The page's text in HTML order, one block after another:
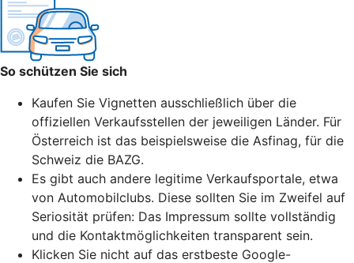
So schützen Sie sich
Kaufen Sie Vignetten ausschließlich über die
offiziellen Verkaufsstellen der jeweiligen Länder. Für
Österreich ist das beispielsweise die Asfinag, für die
Schweiz die BAZG.
Es gibt auch andere legitime Verkaufsportale, etwa
von Automobilclubs. Diese sollten Sie im Zweifel auf
Seriosität prüfen: Das Impressum sollte vollständig
und die Kontaktmöglichkeiten transparent sein.
Klicken Sie nicht auf das erstbeste Google-